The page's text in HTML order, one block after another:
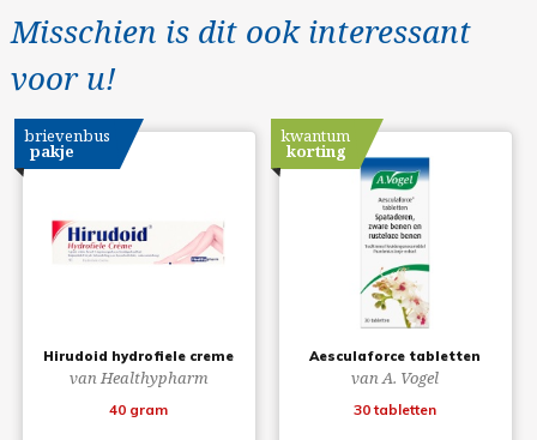
Misschien is dit ook interessant
voor u!
Hirudoid hydrofiele creme
van Healthypharm
40 gram
brievenbus
pakje
Aesculaforce tabletten
van A. Vogel
30 tabletten
kwantum
korting